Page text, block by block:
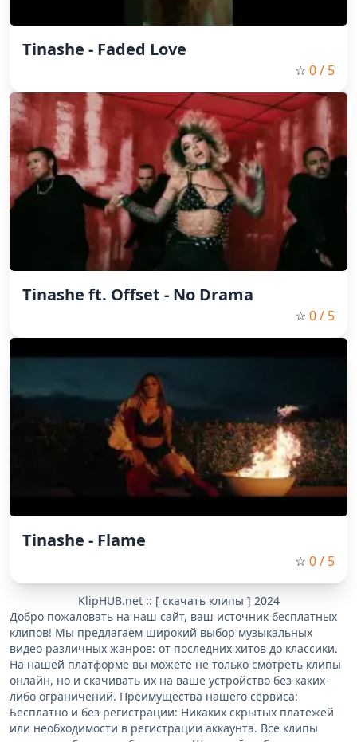
Tinashe - Faded Love
☆ 0/ 5
Tinashe ft. Offset - No Drama
☆ 0/ 5
Tinashe - Flame
☆ 0/ 5
KlipHUB.net :: [ скачать клипы ] 2024
Добро пожаловать на наш сайт, ваш источник бесплатных
клипов! Мы предлагаем широкий выбор музыкальных
видео различных жанров: от последних хитов до классики.
На нашей платформе вы можете не только смотреть клипы
онлайн, но и скачивать их на ваше устройство без каких-
либо ограничений. Преимущества нашего сервиса:
Бесплатно и без регистрации: Никаких скрытых платежей
или необходимости в регистрации аккаунта. Все клипы